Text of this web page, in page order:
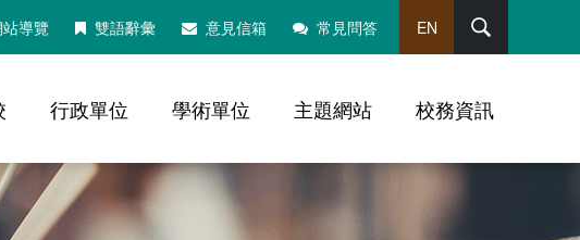
導覽 雙語辭彙 意見信箱 常見問答 EN
行政單位 學術單位 主題網站 校務資訊